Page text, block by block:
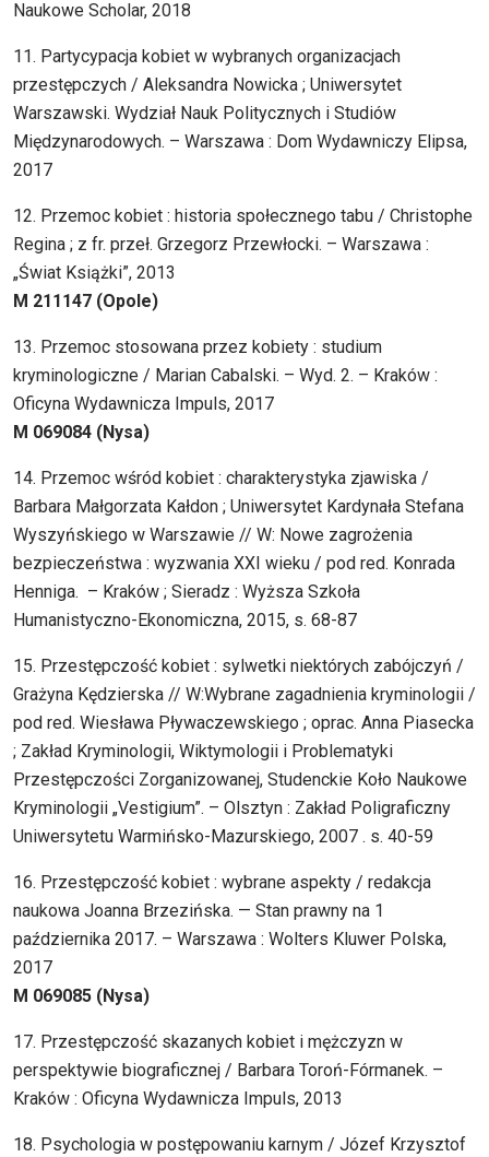
Naukowe Scholar, 2018
11. Partycypacja kobiet w wybranych organizacjach
przestępczych / Aleksandra Nowicka ; Uniwersytet
Warszawski. Wydział Nauk Politycznych i Studiów
Międzynarodowych. – Warszawa : Dom Wydawniczy Elipsa,
2017
12. Przemoc kobiet : historia społecznego tabu / Christophe
Regina ; z fr. przeł. Grzegorz Przewłocki. – Warszawa :
„Świat Książki”, 2013
M 211147 (Opole)
13. Przemoc stosowana przez kobiety : studium
kryminologiczne / Marian Cabalski. – Wyd. 2. – Kraków :
Oficyna Wydawnicza Impuls, 2017
M 069084 (Nysa)
14. Przemoc wśród kobiet : charakterystyka zjawiska /
Barbara Małgorzata Kałdon ; Uniwersytet Kardynała Stefana
Wyszyńskiego w Warszawie // W: Nowe zagrożenia
bezpieczeństwa : wyzwania XXI wieku / pod red. Konrada
Henniga. – Kraków ; Sieradz : Wyższa Szkoła
Humanistyczno-Ekonomiczna, 2015, s. 68-87
15. Przestępczość kobiet : sylwetki niektórych zabójczyń /
Grażyna Kędzierska // W:Wybrane zagadnienia kryminologii /
pod red. Wiesława Pływaczewskiego ; oprac. Anna Piasecka
; Zakład Kryminologii, Wiktymologii i Problematyki
Przestępczości Zorganizowanej, Studenckie Koło Naukowe
Kryminologii „Vestigium”. – Olsztyn : Zakład Poligraficzny
Uniwersytetu Warmińsko-Mazurskiego, 2007 . s. 40-59
16. Przestępczość kobiet : wybrane aspekty / redakcja
naukowa Joanna Brzezińska. — Stan prawny na 1
października 2017. – Warszawa : Wolters Kluwer Polska,
2017
M 069085 (Nysa)
17. Przestępczość skazanych kobiet i mężczyzn w
perspektywie biograficznej / Barbara Toroń-Fórmanek. –
Kraków : Oficyna Wydawnicza Impuls, 2013
18. Psychologia w postępowaniu karnym / Józef Krzysztof